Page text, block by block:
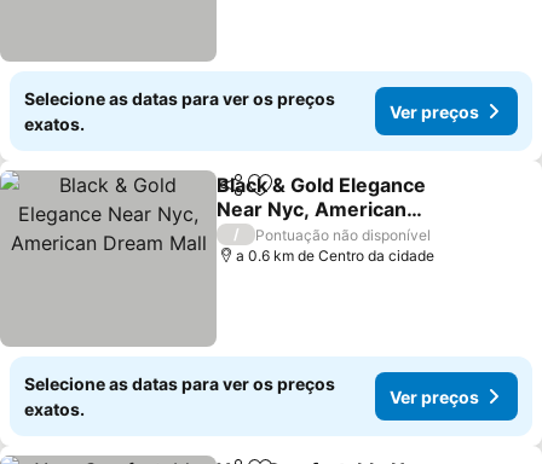
Selecione as datas para ver os preços
exatos.
Ver preços
PartilharAdicionar aos favoritos
Black & Gold Elegance
Near Nyc, American
Dream Mall
Ver preços
/
Pontuação não disponível
a 0.6 km de Centro da cidade
Selecione as datas para ver os preços
exatos.
Ver preços